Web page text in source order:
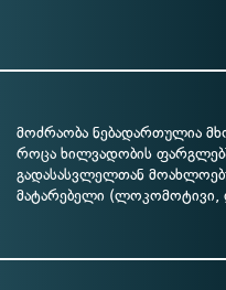
მოძრაობა ნებადართულია
როცა ხილვადობის
გადასასვლელთან
მატარებელი (ლოკომოტივი,